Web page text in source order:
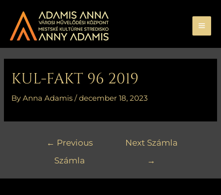
content
KUL-FAKT 96 2019
ByAnna Adamis/december 18, 2023
← Previous
Számla
Next Számla
→